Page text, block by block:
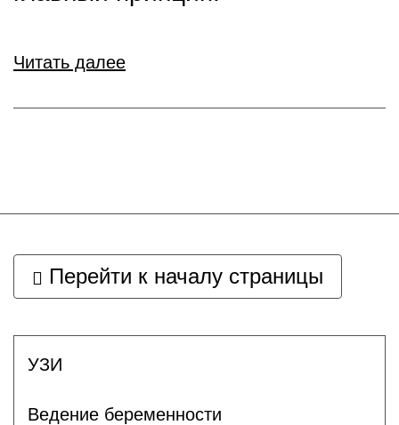
Читать далее
Перейти к началу страницы
УЗИ
Ведение беременности